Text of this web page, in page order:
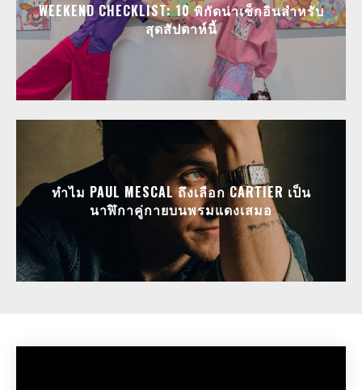
WEEKEND CHECKLIST: 10 พิกัดน่าเช็กอินสำหรับ
สุดสัปดาห์นี้
ทำไม PAUL MESCAL ถึงเลือก CARTIER เป็น
นาฬิกาคู่กายบนพรมแดงเสมอ